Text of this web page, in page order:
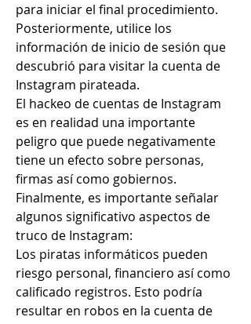
para iniciar el final procedimiento.
Posteriormente, utilice los
información de inicio de sesión que
descubrió para visitar la cuenta de
Instagram pirateada.
El hackeo de cuentas de Instagram
es en realidad una importante
peligro que puede negativamente
tiene un efecto sobre personas,
firmas así como gobiernos.
Finalmente, es importante señalar
algunos significativo aspectos de
truco de Instagram:
Los piratas informáticos pueden
riesgo personal, financiero así como
calificado registros. Esto podría
resultar en robos en la cuenta de